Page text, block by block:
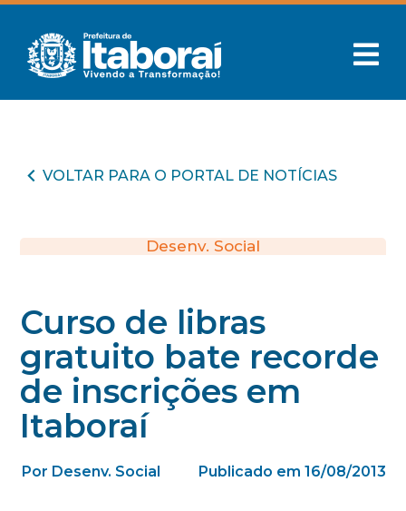
VOLTAR PARA O PORTAL DE NOTÍCIAS
Desenv. Social
Curso de libras
gratuito bate recorde
de inscrições em
Itaboraí
Por Desenv. Social Publicado em 16/08/2013